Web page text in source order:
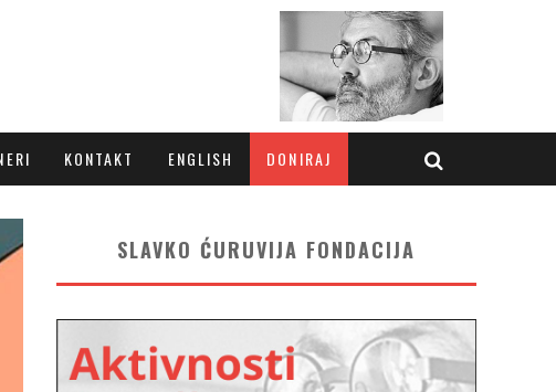
KONTAKT DONIRAJ
ENGLISH
SLAVKO ĆURUVIJA FONDACIJA